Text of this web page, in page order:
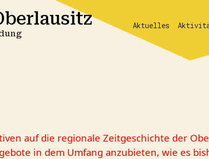
Aktuelles
auf die regionale Zeitgeschichte der
in dem Umfang anzubieten, wie es